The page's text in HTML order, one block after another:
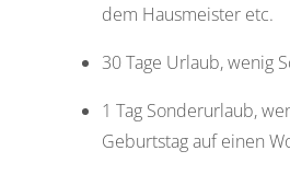
dem Hausmeister etc.
30 Tage Urlaub, wenig
1 Tag Sonderurlaub,
Geburtstag auf einen